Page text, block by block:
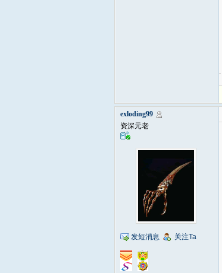
exloding99
资深元老
发短消息 关注Ta